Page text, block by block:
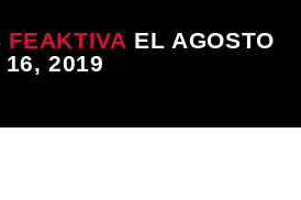
FEAKTIVA EL AGOSTO
16, 2019